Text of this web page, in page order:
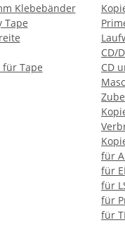
Klebebänder
Tape
Tape
CD/
CD
für
für
für
für
für